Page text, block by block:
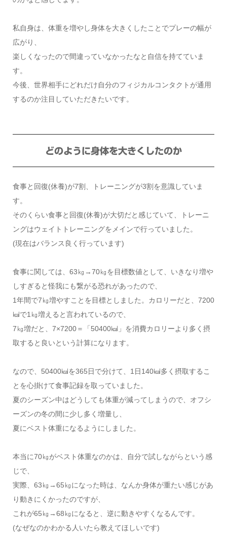
私自身は、体重を増やし身体を大きくしたことでプレーの幅が
広がり、
楽しくなったので間違っていなかったなと自信を持てていま
す。
今後、世界相手にどれだけ自分のフィジカルコンタクトが通用
するのか注目していただきたいです。
どのように身体を大きくしたのか
食事と回復(休養)が7割、トレーニングが3割を意識していま
す。
そのくらい食事と回復(休養)が大切だと感じていて、トレーニ
ングはウェイトトレーニングをメインで行っていました。
(現在はバランス良く行っています)
食事に関しては、63㎏→70㎏を目標数値として、いきなり増や
しすぎると怪我にも繋がる恐れがあったので、
1年間で7㎏増やすことを目標としました。カロリーだと、7200
㎉で1㎏増えると言われているので、
7㎏増だと、7×7200＝「50400㎉」を消費カロリーより多く摂
取すると良いという計算になります。
なので、50400㎉を365日で分けて、1日140㎉多く摂取するこ
とを心掛けて食事記録を取っていました。
夏のシーズン中はどうしても体重が減ってしまうので、オフシ
ーズンの冬の間に少し多く増量し、
夏にベスト体重になるようにしました。
本当に70㎏がベスト体重なのかは、自分で試しながらという感
じで、
実際、63㎏→65㎏になった時は、なんか身体が重たい感じがあ
り動きにくかったのですが、
これが65㎏→68㎏になると、逆に動きやすくなるんです。
(なぜなのかわかる人いたら教えてほしいです)